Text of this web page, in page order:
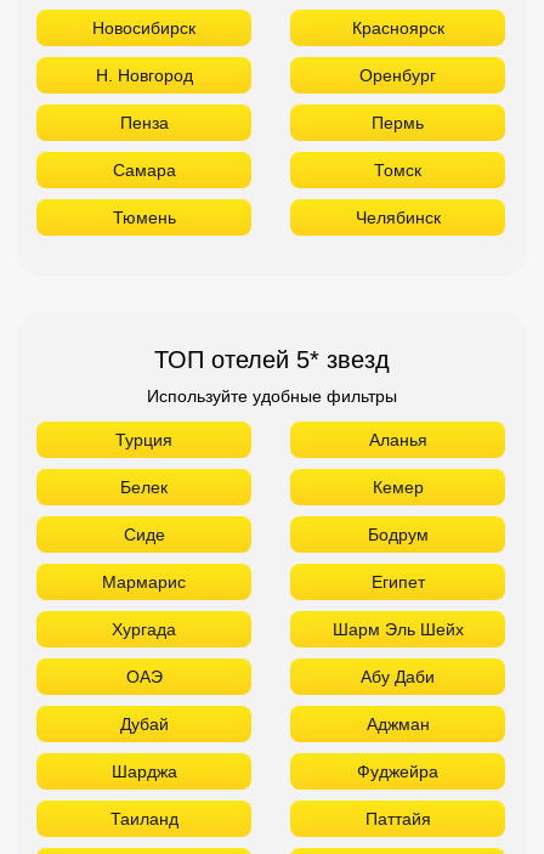
Новосибирск Красноярск
Н. Новгород Оренбург
Пенза Пермь
Самара Томск
Тюмень Челябинск
ТОП отелей 5* звезд
Используйте удобные фильтры
Турция Аланья
Белек Кемер
Сиде Бодрум
Мармарис Египет
Хургада Шарм Эль Шейх
ОАЭ Абу Даби
Дубай Аджман
Шарджа Фуджейра
Таиланд Паттайя